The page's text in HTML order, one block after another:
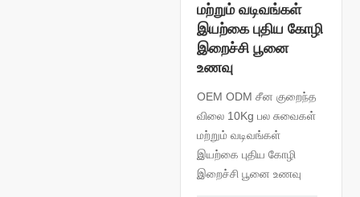
மற்றும் வடிவங்கள்
இயற்கை புதிய கோழி
இறைச்சி பூனை
உணவு
OEM ODM சீன குறைந்த
விலை 10Kg பல சுவைகள்
மற்றும் வடிவங்கள்
இயற்கை புதிய கோழி
இறைச்சி பூனை உணவு